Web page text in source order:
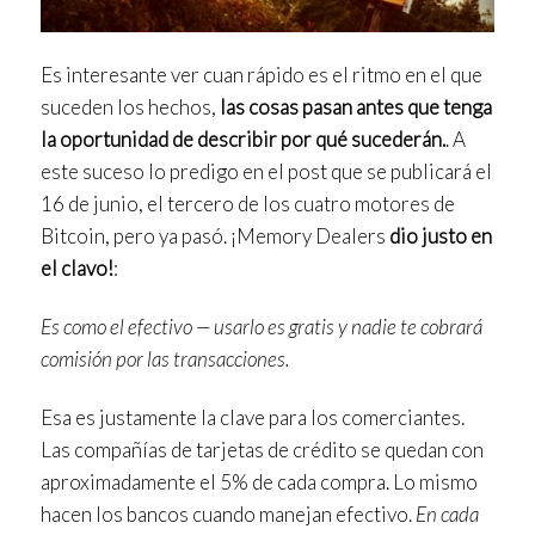
Es interesante ver cuan rápido es el ritmo en el que
suceden los hechos, las cosas pasan antes que tenga
la oportunidad de describir por qué sucederán.. A
este suceso lo predigo en el post que se publicará el
16 de junio, el tercero de los cuatro motores de
Bitcoin, pero ya pasó. ¡Memory Dealers dio justo en
el clavo!:
Es como el efectivo — usarlo es gratis y nadie te cobrará
comisión por las transacciones.
Esa es justamente la clave para los comerciantes.
Las compañías de tarjetas de crédito se quedan con
aproximadamente el 5% de cada compra. Lo mismo
hacen los bancos cuando manejan efectivo.En cada